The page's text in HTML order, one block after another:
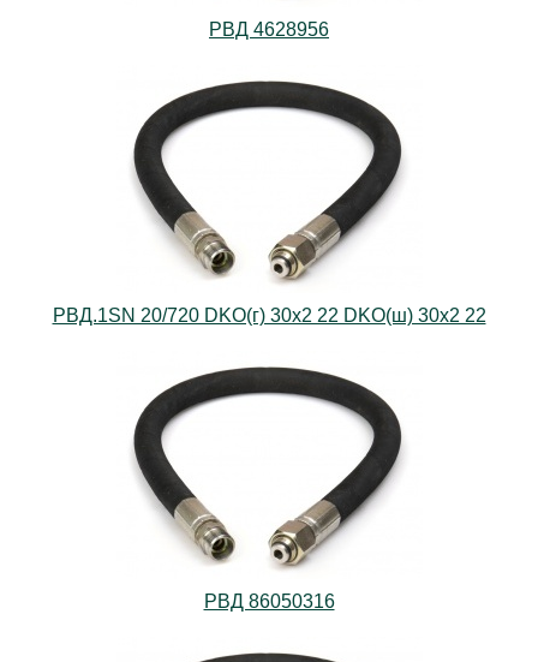
РВД 4628956
РВД.1SN 20/720 DKO(г) 30х2 22 DKO(ш) 30х2 22
РВД 86050316